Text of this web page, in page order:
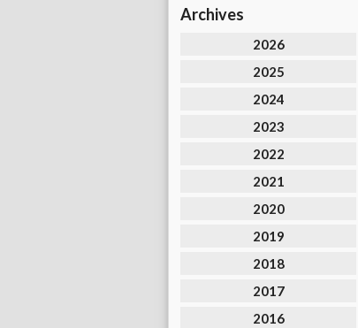
Archives
2026
2025
2024
2023
2022
2021
2020
2019
2018
2017
2016